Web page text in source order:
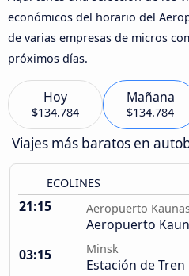
económicos del horario del
de varias empresas de micros
próximos días.
Hoy
$134.784
Mañana
$134.784
Viajes más baratos en
ECOLINES
21:15 Aeropuerto
Aeropuerto
03:15
Minsk
Estación de Tren